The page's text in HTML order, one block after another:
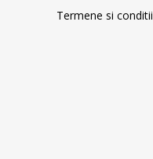
Termene si conditii